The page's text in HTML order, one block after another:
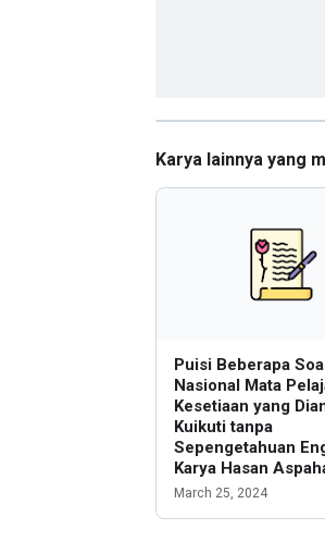
Karya lainnya yang
Puisi Beberapa
Nasional Mata
Kesetiaan yang
Kuikuti tanpa
Sepengetahuan
Karya Hasan
March 25, 2024